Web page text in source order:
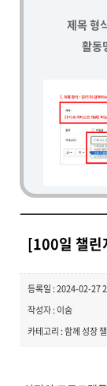
제목 형
활동
[100일 챌
등록일 : 2024-02-27
작성자 : 이숨
카테고리 : 함께 성장